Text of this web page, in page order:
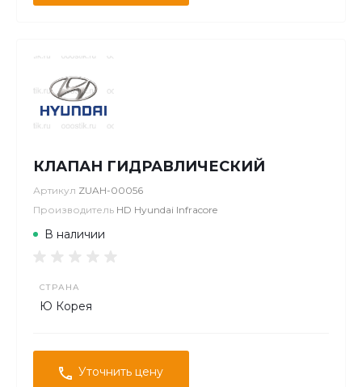
КЛАПАН ГИДРАВЛИЧЕСКИЙ
Артикул ZUAH-00056
Производитель HD Hyundai Infracore
В наличии
СТРАНА
Ю Корея
Уточнить цену